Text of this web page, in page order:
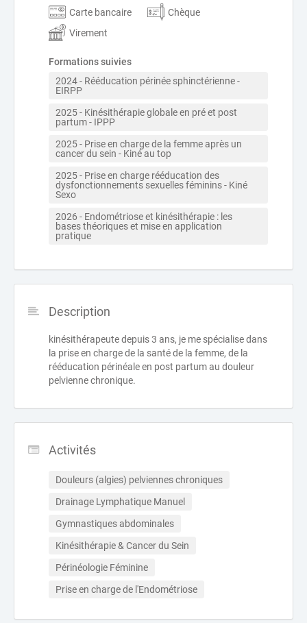
Carte bancaire
Chèque
Virement
Formations suivies
2024 - Rééducation périnée sphinctérienne -
EIRPP
2025 - Kinésithérapie globale en pré et post
partum - IPPP
2025 - Prise en charge de la femme après un
cancer du sein - Kiné au top
2025 - Prise en charge rééducation des
dysfonctionnements sexuelles féminins - Kiné
Sexo
2026 - Endométriose et kinésithérapie : les
bases théoriques et mise en application
pratique
Description
kinésithérapeute depuis 3 ans, je me spécialise dans
la prise en charge de la santé de la femme, de la
rééducation périnéale en post partum au douleur
pelvienne chronique.
Activités
Douleurs (algies) pelviennes chroniques
Drainage Lymphatique Manuel
Gymnastiques abdominales
Kinésithérapie & Cancer du Sein
Périnéologie Féminine
Prise en charge de l'Endométriose